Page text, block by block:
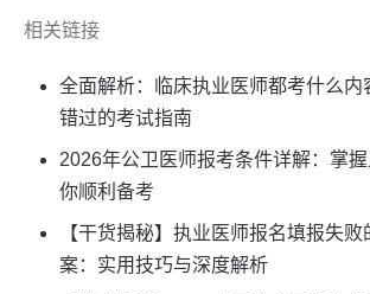
相关链接
全面解析：临床执业医师都考什么内
错过的考试指南
2026年公卫医师报考条件详解：掌
你顺利备考
【干货揭秘】执业医师报名填报失
案：实用技巧与深度解析